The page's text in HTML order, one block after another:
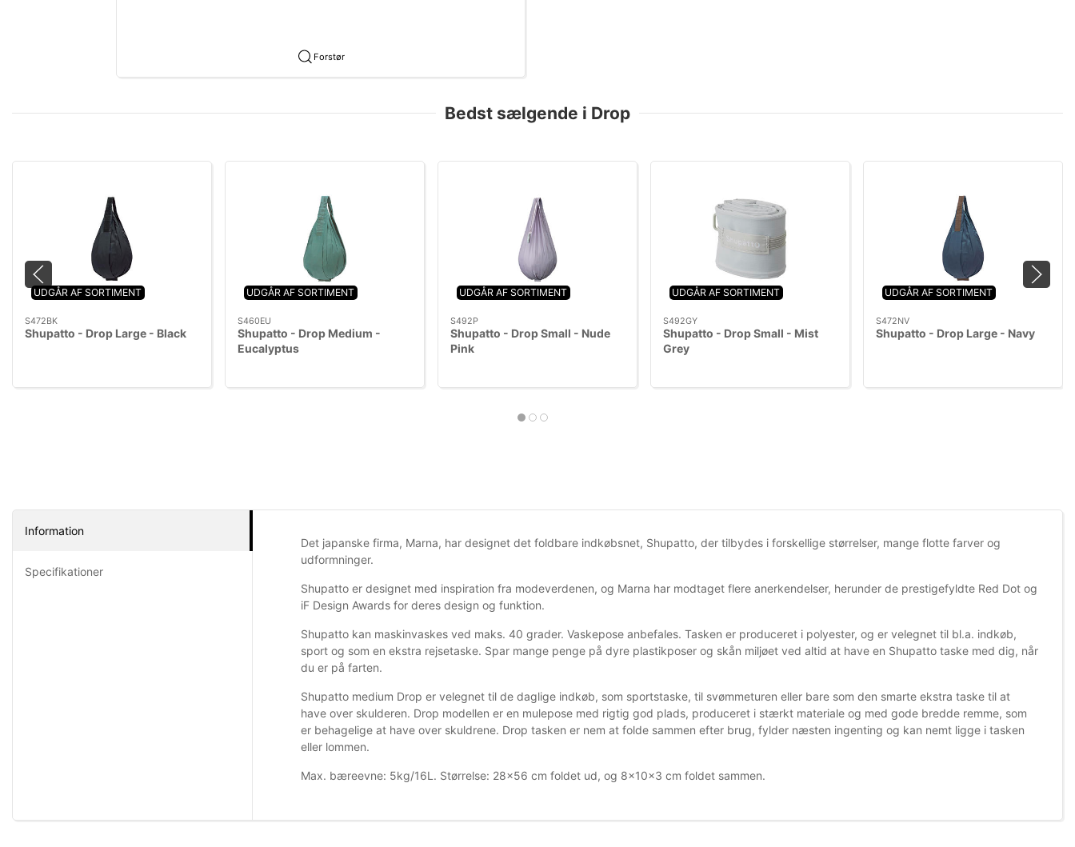
Forstør
Bedst sælgende i Drop
UDGÅR AF SORTIMENT
S472BK
Shupatto - Drop Large - Black
UDGÅR AF SORTIMENT
S460EU
Shupatto - Drop Medium -
Eucalyptus
UDGÅR AF SORTIMENT
S492P
Shupatto - Drop Small - Nude
Pink
UDGÅR AF SORTIMENT
S492GY
Shupatto - Drop Small - Mist
Grey
UDGÅR AF SORTIMENT
S472NV
Shupatto - Drop Large - Navy
Information
Specifikationer
Det japanske firma, Marna, har designet det foldbare indkøbsnet, Shupatto, der tilbydes i forskellige størrelser, mange flotte farver og
udformninger.
Shupatto er designet med inspiration fra modeverdenen, og Marna har modtaget flere anerkendelser, herunder de prestigefyldte Red Dot og
iF Design Awards for deres design og funktion.
Shupatto kan maskinvaskes ved maks. 40 grader. Vaskepose anbefales. Tasken er produceret i polyester, og er velegnet til bl.a. indkøb,
sport og som en ekstra rejsetaske. Spar mange penge på dyre plastikposer og skån miljøet ved altid at have en Shupatto taske med dig, når
du er på farten.
Shupatto medium Drop er velegnet til de daglige indkøb, som sportstaske, til svømmeturen eller bare som den smarte ekstra taske til at
have over skulderen. Drop modellen er en mulepose med rigtig god plads, produceret i stærkt materiale og med gode bredde remme, som
er behagelige at have over skuldrene. Drop tasken er nem at folde sammen efter brug, fylder næsten ingenting og kan nemt ligge i tasken
eller lommen.
Max. bæreevne: 5kg/16L. Størrelse: 28x56 cm foldet ud, og 8x10x3 cm foldet sammen.